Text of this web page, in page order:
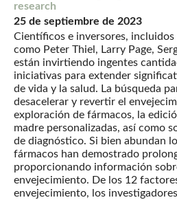
research
25 de septiembre de 2023
Científicos e inversores,
como Peter Thiel, Larry Page,
están invirtiendo ingentes
iniciativas para extender
de vida y la salud. La búsqueda
desacelerar y revertir el
exploración de fármacos, la
madre personalizadas, así como
de diagnóstico. Si bien abundan
fármacos han demostrado
proporcionando información
envejecimiento. De los 12
envejecimiento, los